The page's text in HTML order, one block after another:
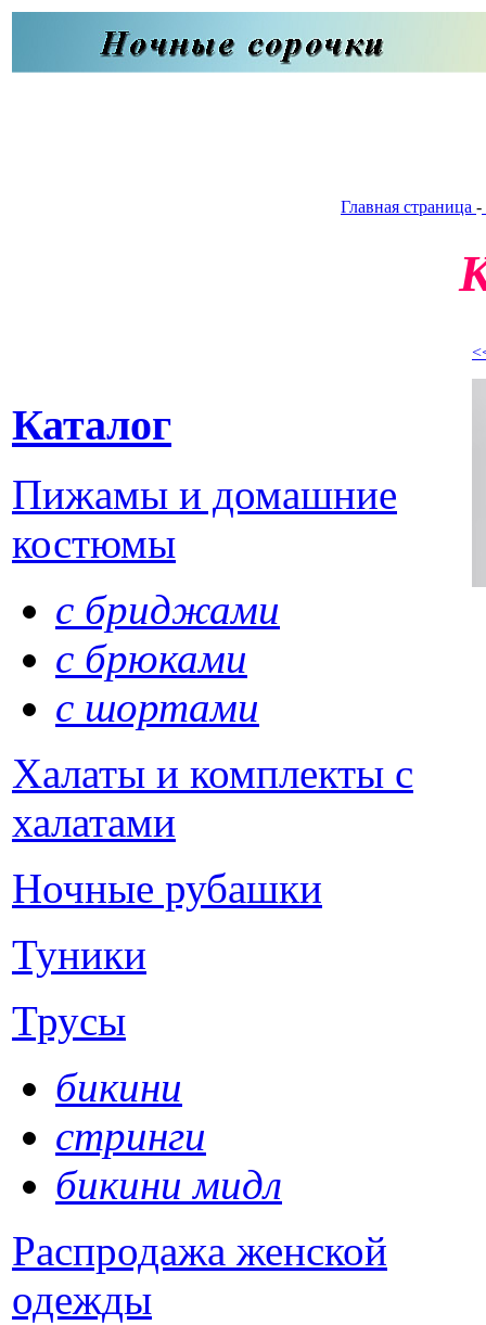
Главная страница -
Каталог
Пижамы и домашние
костюмы
с бриджами
с брюками
с шортами
Халаты и комплекты с
халатами
Ночные рубашки
Туники
Трусы
бикини
стринги
бикини мидл
Распродажа женской
одежды